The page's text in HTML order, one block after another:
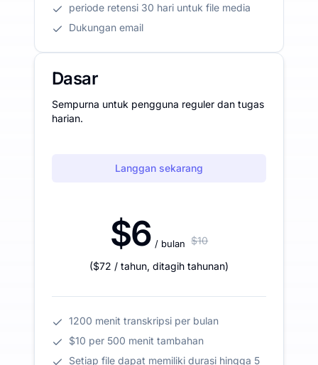
periode retensi 30 hari untuk file media
Dukungan email
Dasar
Sempurna untuk pengguna reguler dan tugas
harian.
Langgan sekarang
$6 / bulan $10
($72 / tahun, ditagih tahunan)
1200 menit transkripsi per bulan
$10 per 500 menit tambahan
Setiap file dapat memiliki durasi hingga 5